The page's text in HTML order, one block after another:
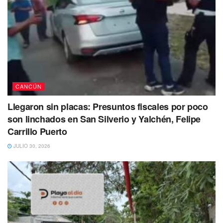
declaró, mostrando su optimismo de cara al futuro.
CANCÚN
Llegaron sin placas: Presuntos fiscales por poco
son linchados en San Silverio y Yalchén, Felipe
Carrillo Puerto
JULIO 30, 2026